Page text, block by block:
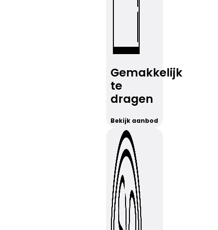
Gemakkelijk
te
dragen
Bekijk aanbod